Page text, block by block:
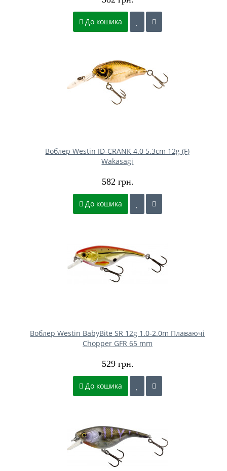
До кошика
Воблер Westin ID-CRANK 4.0 5.3cm 12g (F)
Wakasagi
582 грн.
До кошика
Воблер Westin BabyBite SR 12g 1.0-2.0m Плаваючі
Chopper GFR 65 mm
529 грн.
До кошика